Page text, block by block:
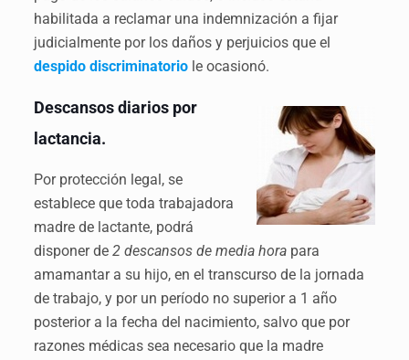
habilitada a reclamar una indemnización a fijar
judicialmente por los daños y perjuicios que el
despido discriminatoriole ocasionó.
Descansos diarios por
lactancia.
Por protección legal, se
establece que toda trabajadora
madre de lactante, podrá
disponer de 2 descansos de media horapara
amamantar a su hijo, en el transcurso de la jornada
de trabajo, y por un período no superior a 1 año
posterior a la fecha del nacimiento, salvo que por
razones médicas sea necesario que la madre